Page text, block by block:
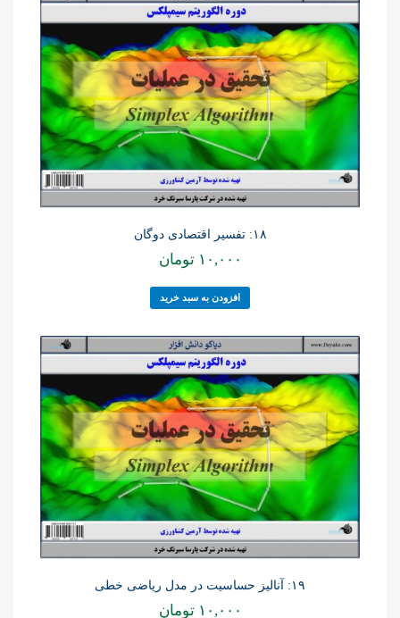
۱۸: تفسیر اقتصادی دوگان
۱۰,۰۰۰ تومان
افزودن به سبد خرید
۱۹: آنالیز حساسیت در مدل ریاضی خطی
۱۰,۰۰۰ تومان